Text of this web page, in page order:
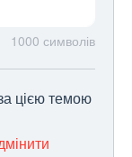
1000 символів
цією темою